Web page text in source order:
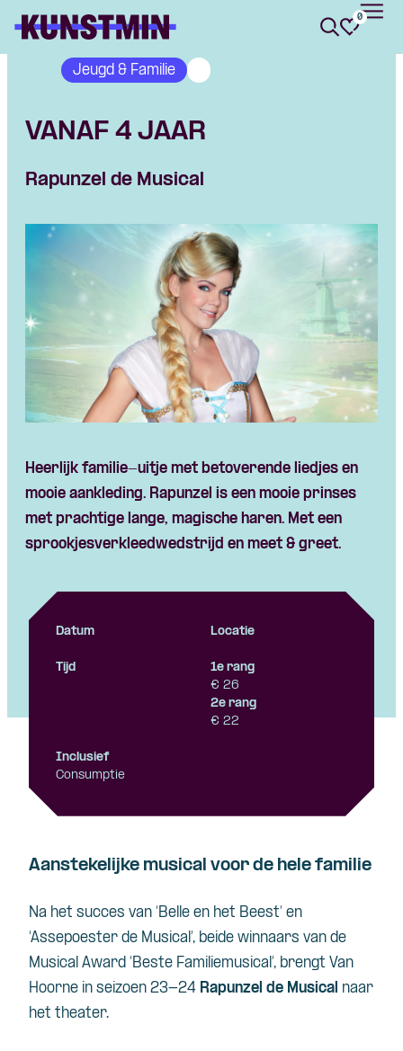
Skip navigatie
0
Jeugd & Familie
VANAF 4 JAAR
Rapunzel de Musical
Heerlijk familie-uitje met betoverende liedjes en
mooie aankleding. Rapunzel is een mooie prinses
met prachtige lange, magische haren. Met een
sprookjesverkleedwedstrijd en meet & greet.
Datum Locatie
Tijd
1e rang
€ 26
2e rang
€ 22
Inclusief
Consumptie
Aanstekelijke musical voor de hele familie
Na het succes van ‘Belle en het Beest’ en
‘Assepoester de Musical’, beide winnaars van de
Musical Award ‘Beste Familiemusical’, brengt Van
Hoorne in seizoen 23-24 Rapunzel de Musical naar
het theater.